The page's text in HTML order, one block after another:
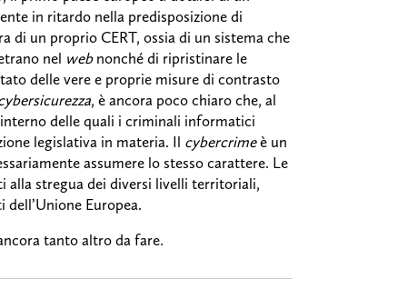
in ritardo nella predisposizione di
di un proprio CERT, ossia di un sistema che
nel webnonché di ripristinare le
delle vere e proprie misure di contrasto
, è ancora poco chiaro che, al
delle quali i criminali informatici
legislativa in materia. Il cybercrimeè un
assumere lo stesso carattere. Le
alla stregua dei diversi livelli territoriali,
Europea.
tanto altro da fare.